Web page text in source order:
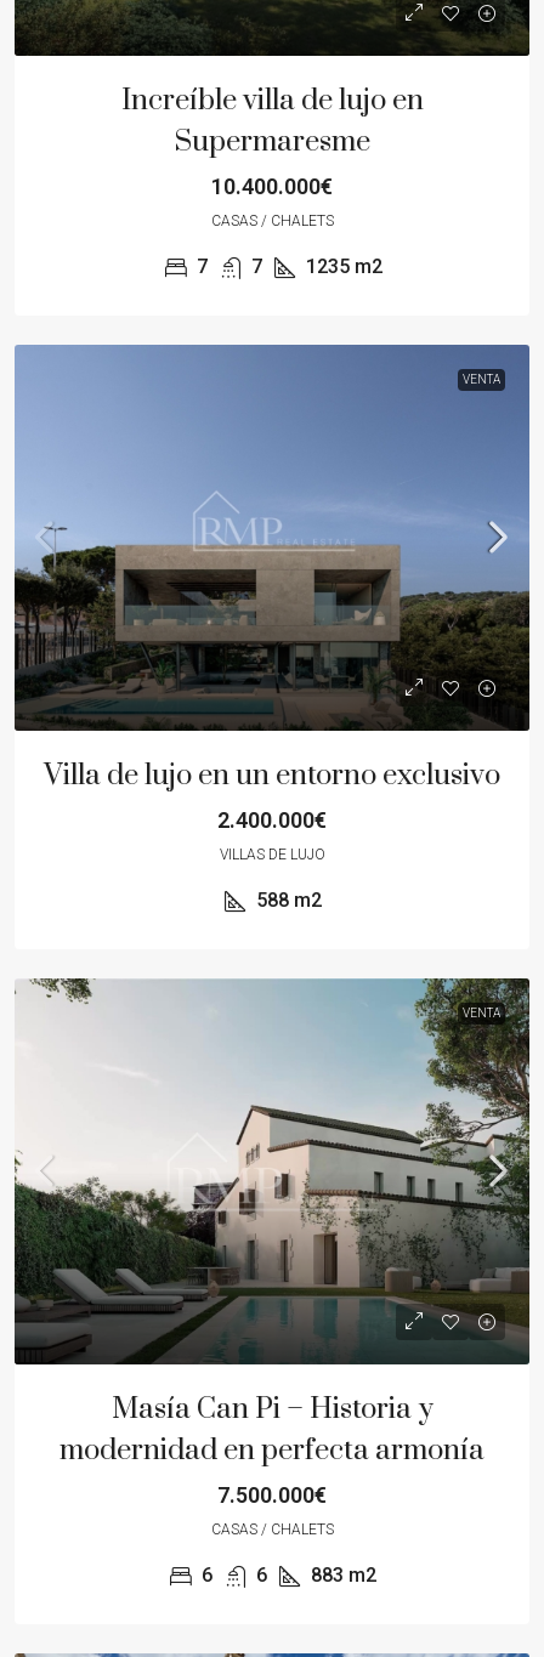
Increíble villa de lujo en
Supermaresme
10.400.000€
CASAS / CHALETS
7 7 1235 m2
VENTA
Villa de lujo en un entorno exclusivo
2.400.000€
VILLAS DE LUJO
588 m2
VENTA
Masía Can Pi – Historia y
modernidad en perfecta armonía
7.500.000€
CASAS / CHALETS
6 6 883 m2